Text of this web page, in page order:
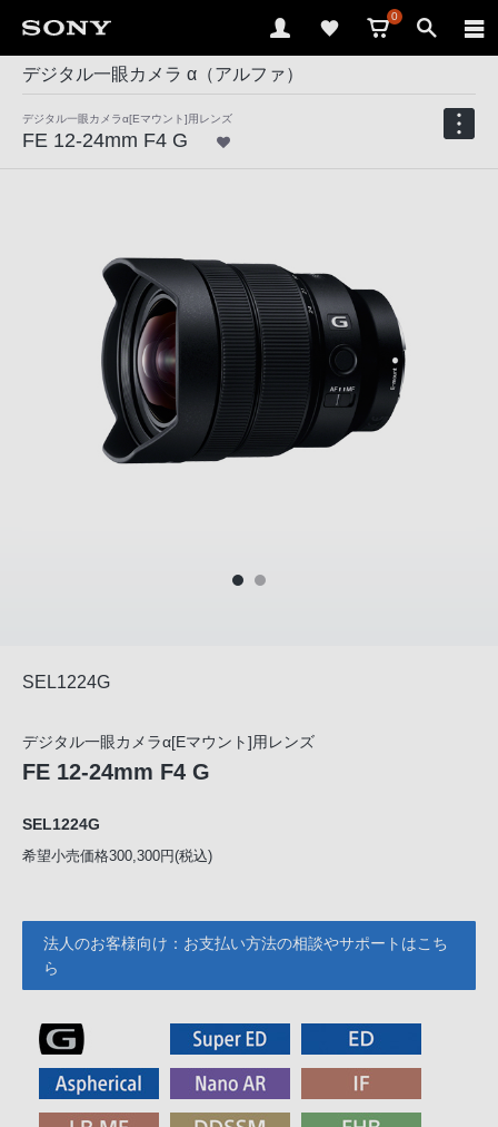
0
デジタル一眼カメラ α（アルファ）
デジタル一眼カメラα[Eマウント]用レンズ
FE 12-24mm F4 G
SEL1224G
デジタル一眼カメラα[Eマウント]用レンズ
FE 12-24mm F4 G
SEL1224G
希望小売価格300,300円(税込)
法人のお客様向け：お支払い方法の相談やサポートはこち
ら